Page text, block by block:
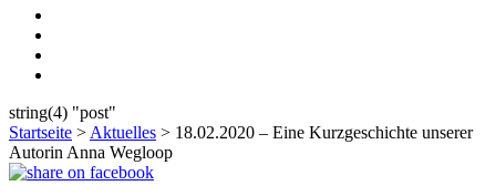
string(4) "post"
Startseite > Aktuelles > 18.02.2020 – Eine Kurzgeschichte unserer
Autorin Anna Wegloop